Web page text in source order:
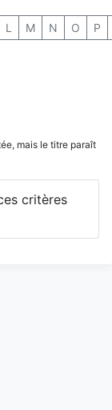
L M N O P
mais le titre paraît
critères